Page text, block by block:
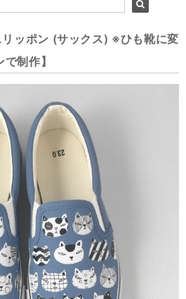
ッポン (サックス) ※ひも靴に変
制作】